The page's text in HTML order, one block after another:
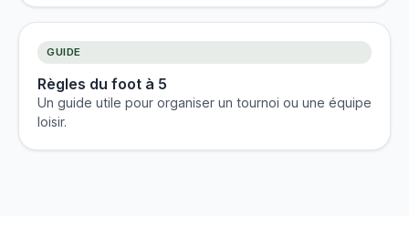
GUIDE
Règles du foot à 5
Un guide utile pour organiser un tournoi ou une équipe
loisir.